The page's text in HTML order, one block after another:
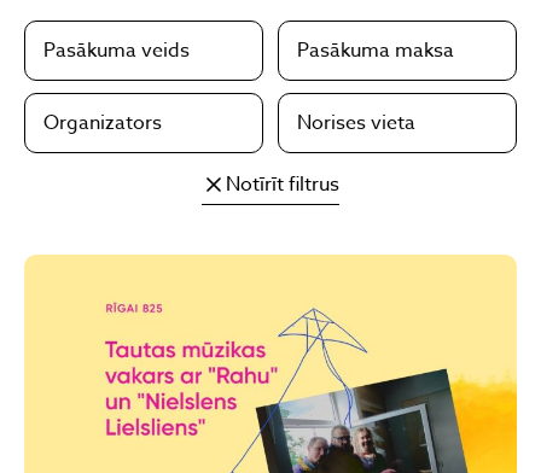
Pasākuma veids Pasākuma maksa
Organizators Norises vieta
Notīrīt filtrus